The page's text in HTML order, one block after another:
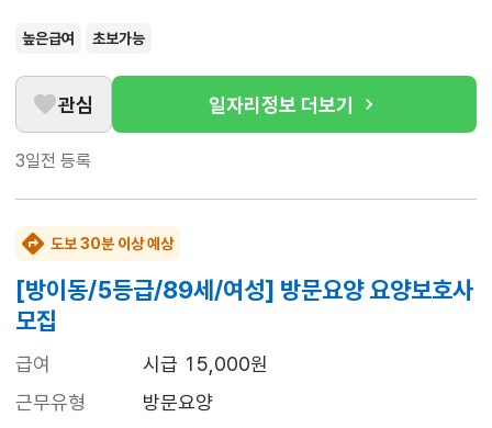
높은급여 초보가능
관심 일자리정보 더보기
3일전 등록
도보 30분 이상 예상
[방이동/5등급/89세/여성] 방문요양 요양보호사
모집
급여
시급 15,000원
근무유형
방문요양